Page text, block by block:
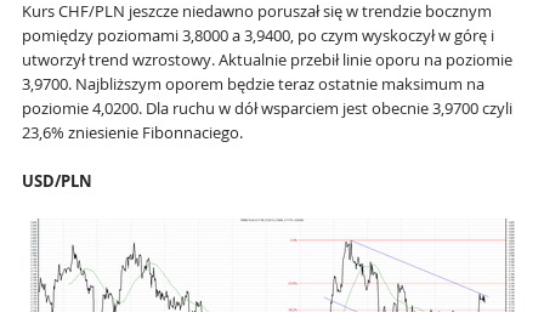
Kurs CHF/PLN jeszcze niedawno poruszał się w trendzie bocznym
pomiędzy poziomami 3,8000 a 3,9400, po czym wyskoczył w górę i
utworzył trend wzrostowy. Aktualnie przebił linie oporu na poziomie
3,9700. Najbliższym oporem będzie teraz ostatnie maksimum na
poziomie 4,0200. Dla ruchu w dół wsparciem jest obecnie 3,9700 czyli
23,6% zniesienie Fibonnaciego.
USD/PLN